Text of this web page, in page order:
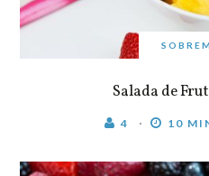
Salada de
4 10